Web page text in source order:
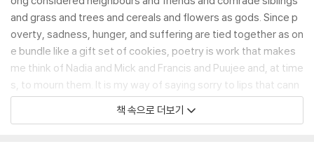
and grass and trees and cereals and flowers as gods. Since p
overty, sadness, hunger, and suffering are tied together as on
e bundle like a gift set of cookies, poetry is work that makes
me think of Nadia and Mick and Francis and Puujee and, at time
s, to mourn them. It is my way of saying sorry to lips that cann
ot cry or speak.
책 속으로 더보기